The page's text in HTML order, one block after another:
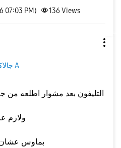
07:03 PM) 136 Views
جالاكسى A
التليفون بعد مشوار اطلعه
ولازم
بماوس عشان